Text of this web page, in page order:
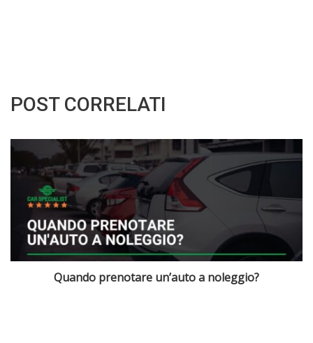
POST CORRELATI
Quanto costa noleggiare un’auto per 4 giorni?